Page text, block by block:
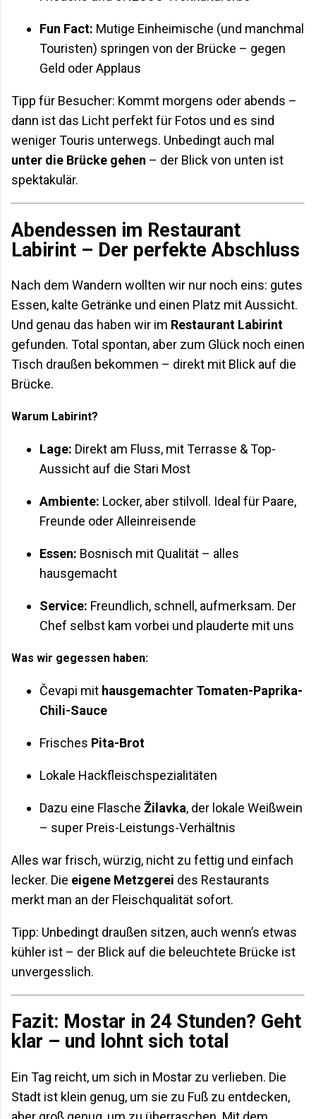
Fun Fact: Mutige Einheimische (und manchmal
Touristen) springen von der Brücke – gegen
Geld oder Applaus
Tipp für Besucher: Kommt morgens oder abends –
dann ist das Licht perfekt für Fotos und es sind
weniger Touris unterwegs. Unbedingt auch mal
unter die Brücke gehen – der Blick von unten ist
spektakulär.
Abendessen im Restaurant
Labirint – Der perfekte Abschluss
Nach dem Wandern wollten wir nur noch eins: gutes
Essen, kalte Getränke und einen Platz mit Aussicht.
Und genau das haben wir im Restaurant Labirint
gefunden. Total spontan, aber zum Glück noch einen
Tisch draußen bekommen – direkt mit Blick auf die
Brücke.
Warum Labirint?
Lage: Direkt am Fluss, mit Terrasse & Top-
Aussicht auf die Stari Most
Ambiente: Locker, aber stilvoll. Ideal für Paare,
Freunde oder Alleinreisende
Essen: Bosnisch mit Qualität – alles
hausgemacht
Service: Freundlich, schnell, aufmerksam. Der
Chef selbst kam vorbei und plauderte mit uns
Was wir gegessen haben:
Čevapi mit hausgemachter Tomaten-Paprika-
Chili-Sauce
Frisches Pita-Brot
Lokale Hackfleischspezialitäten
Dazu eine Flasche Žilavka, der lokale Weißwein
– super Preis-Leistungs-Verhältnis
Alles war frisch, würzig, nicht zu fettig und einfach
lecker. Die eigene Metzgerei des Restaurants
merkt man an der Fleischqualität sofort.
Tipp: Unbedingt draußen sitzen, auch wenn’s etwas
kühler ist – der Blick auf die beleuchtete Brücke ist
unvergesslich.
Fazit: Mostar in 24 Stunden? Geht
klar – und lohnt sich total
Ein Tag reicht, um sich in Mostar zu verlieben. Die
Stadt ist klein genug, um sie zu Fuß zu entdecken,